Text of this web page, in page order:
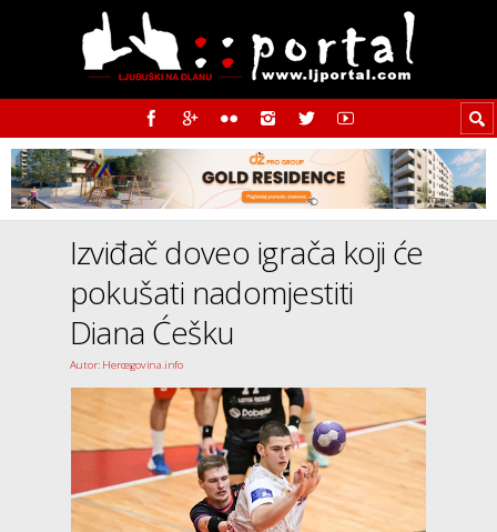
Izviđač doveo igrača koji će
pokušati nadomjestiti
Diana Ćešku
Autor: Hercegovina.info